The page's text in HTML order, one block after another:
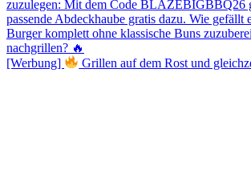
[Werbung] Grillen auf dem Rost und